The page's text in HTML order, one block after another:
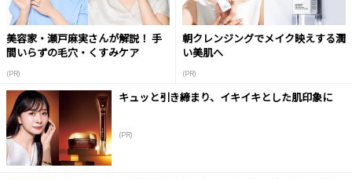
美容家・瀬戸麻実さんが解説！ 手
間いらずの毛穴・くすみケア
(PR)
朝クレンジングでメイク映えする潤
い美肌へ
(PR)
キュッと引き締まり、イキイキとした肌印象に
(PR)